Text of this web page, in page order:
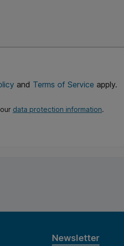
and Terms of Service apply.
data protection information.
Newsletter